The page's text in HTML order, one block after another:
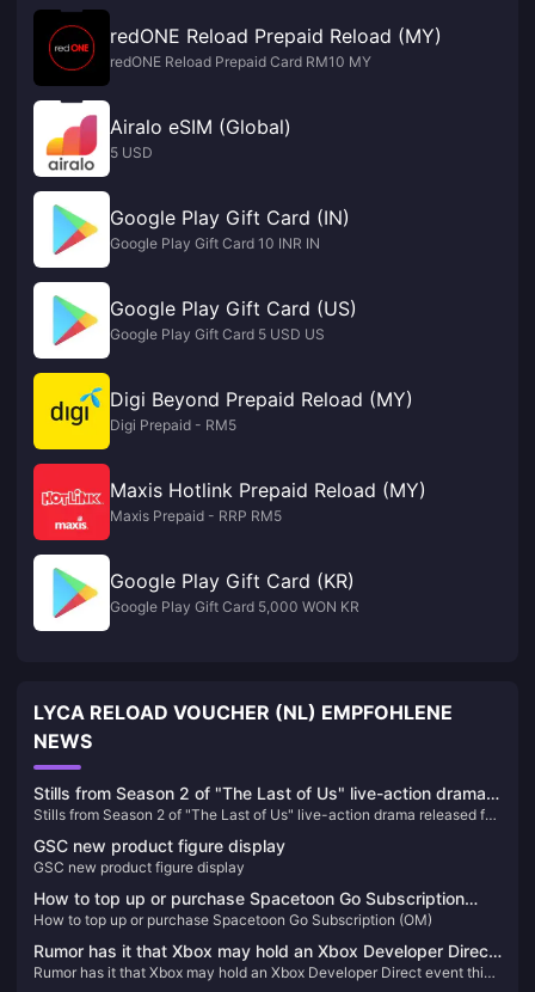
redONE Reload Prepaid Reload (MY)
redONE Reload Prepaid Card RM10 MY
Airalo eSIM (Global)
5 USD
Google Play Gift Card (IN)
Google Play Gift Card 10 INR IN
Google Play Gift Card (US)
Google Play Gift Card 5 USD US
Digi Beyond Prepaid Reload (MY)
Digi Prepaid - RM5
Maxis Hotlink Prepaid Reload (MY)
Maxis Prepaid - RRP RM5
Google Play Gift Card (KR)
Google Play Gift Card 5,000 WON KR
LYCA RELOAD VOUCHER (NL) EMPFOHLENE
NEWS
Stills from Season 2 of "The Last of Us" live-action drama
released for the first time
Stills from Season 2 of "The Last of Us" live-action drama released for
GSC new product figure display
GSC new product figure display
How to top up or purchase Spacetoon Go Subscription
(OM)
How to top up or purchase Spacetoon Go Subscription (OM)
Rumor has it that Xbox may hold an Xbox Developer Direct
event this month
Rumor has it that Xbox may hold an Xbox Developer Direct event this